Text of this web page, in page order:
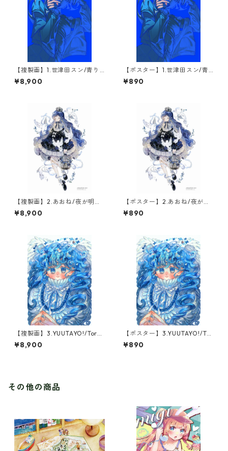
【複製画】1.世津田スン/青り(1
点限定)
¥8,900
【ポスター】1.世津田スン/青
り
¥890
【複製画】2.あおね/夜が明け
るまで(1点限定)
¥8,900
【ポスター】2.あおね/夜が明
けるまで
¥890
【複製画】3.YUUTAYO!/Torn
ado Blue(1点限定)
¥8,900
【ポスター】3.YUUTAYO!/Tor
nado Blue
¥890
その他の商品